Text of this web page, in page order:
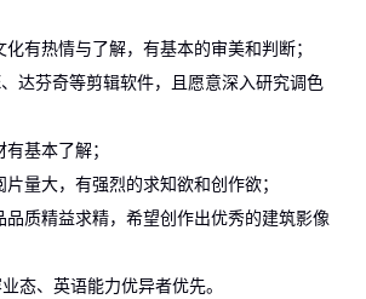
有热情与了解，有基本的审美和判断；
达芬奇等剪辑软件，且愿意深入研究调色
基本了解；
量大，有强烈的求知欲和创作欲；
质精益求精，希望创作出优秀的建筑影像
态、英语能力优异者优先。